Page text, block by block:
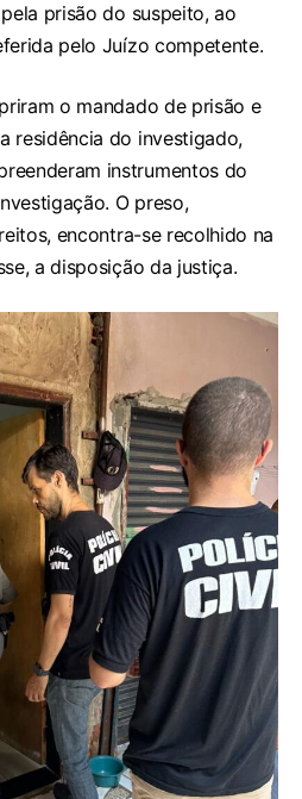
prisão do suspeito, ao
pelo Juízo competente.
o mandado de prisão e
residência do investigado,
instrumentos do
O preso,
encontra-se recolhido na
a disposição da justiça.